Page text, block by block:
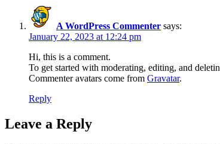
A WordPress Commenter says:
January 22, 2023 at 12:24 pm
Hi, this is a comment.
To get started with moderating, editing, and
Commenter avatars come from Gravatar.
Reply
Leave a Reply